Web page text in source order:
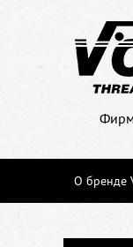
О бренде